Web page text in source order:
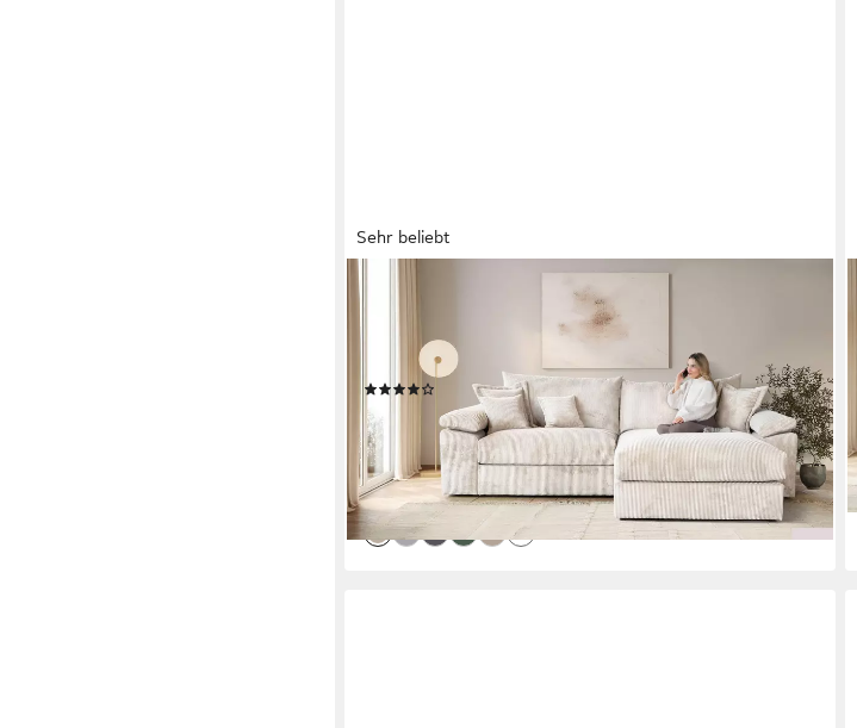
Sehr beliebt
Ecksofa Soft&Cosy XXL L-Form, B: 303 cm - OTTO.
Verlässliche Qualität., Mega-Sofa, Cord oder Chenille-
Struktur, mit Federkern & 4 Zierkissen
(119)
1.069,99 € UVP 1.849,00 €
-42%
lieferbar in 3 Wochen
+7